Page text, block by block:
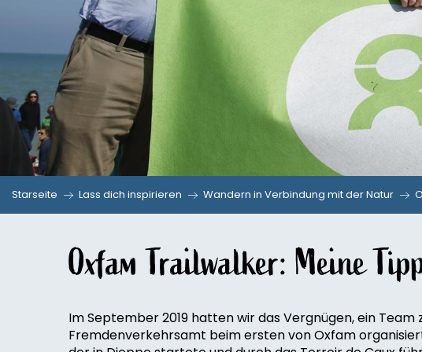
Starseite Lass dich inspirieren Wandern in Verbindung mit der Natur
Oxfam Trailwalker: Meine
Im September 2019 hatten wir das Vergnügen, ein Team
Fremdenverkehrsamt beim ersten von Oxfam